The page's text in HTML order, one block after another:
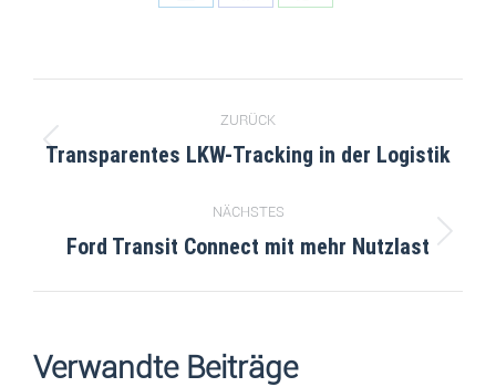
ZURÜCK
Transparentes LKW-Tracking in der Logistik
NÄCHSTES
Ford Transit Connect mit mehr Nutzlast
Verwandte Beiträge